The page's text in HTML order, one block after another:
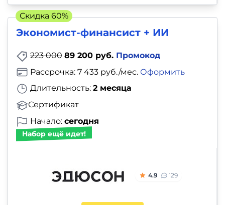
Экономист-финансист + ИИ
223 000 89 200 руб. Промокод
Длительность: 2 месяца
Сертификат
Рассрочка: 7 433 руб./мес. Оформить
Начало: сегодня
Набор ещё идет!
4.9 129
Скидка 60%